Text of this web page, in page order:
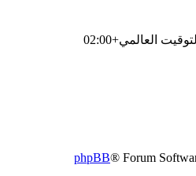
التوقيت العالمي+02:00
phpBB® Forum